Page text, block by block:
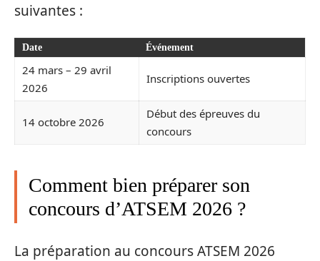
suivantes :
Date Événement
24 mars – 29 avril
2026
Inscriptions ouvertes
14 octobre 2026
Début des épreuves du
concours
Comment bien préparer son
concours d’ATSEM 2026 ?
La préparation au concours ATSEM 2026